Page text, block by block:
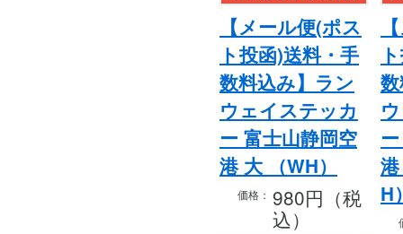
【メール便(ポス
ト投函)送料・手
数料込み】ラン
ウェイステッカ
ー 富士山静岡空
港 大 （WH）
価格： 980円（税
込）
H